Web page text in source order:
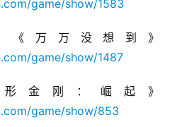
game/show/1583
万万没想到》
game/show/1487
形金刚：崛起》
game/show/853